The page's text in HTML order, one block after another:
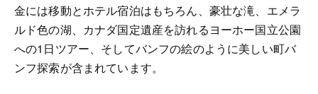
金には移動とホテル宿泊はもちろん、豪壮な滝、エメラ
ルド色の湖、カナダ国定遺産を訪れるヨーホー国立公園
への1日ツアー、そしてバンフの絵のように美しい町バ
ンフ探索が含まれています。